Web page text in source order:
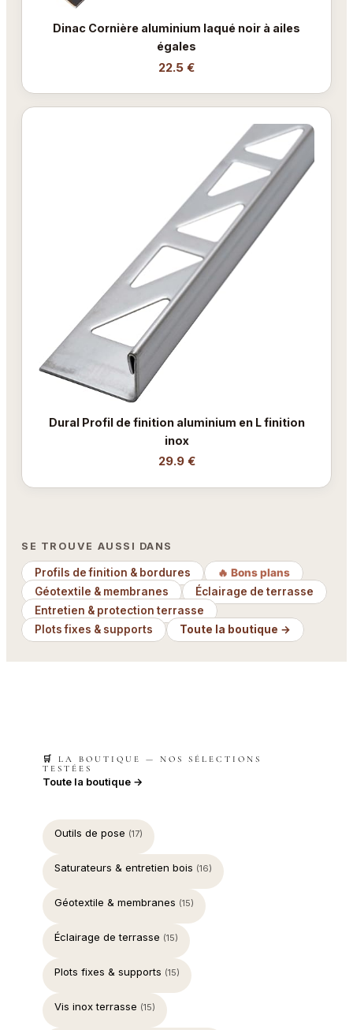
Dinac Cornière aluminium laqué noir à ailes
égales
22.5 €
Dural Profil de finition aluminium en L finition
inox
29.9 €
SE TROUVE AUSSI DANS
Profils de finition & bordures
🔥 Bons plans
Géotextile & membranes
Éclairage de terrasse
Entretien & protection terrasse
Plots fixes & supports
Toute la boutique →
🛒 LA BOUTIQUE — NOS SÉLECTIONS
TESTÉES
Toute la boutique →
Outils de pose (17)
Saturateurs & entretien bois (16)
Géotextile & membranes (15)
Éclairage de terrasse (15)
Plots fixes & supports (15)
Vis inox terrasse (15)